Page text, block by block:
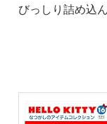
びっしり詰め込ん